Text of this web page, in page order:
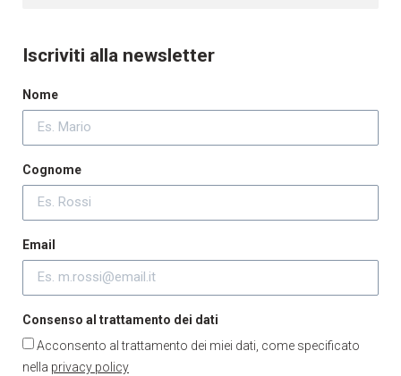
Iscriviti alla newsletter
Nome
Cognome
Email
Consenso al trattamento dei dati
Acconsento al trattamento dei miei dati, come specificato
nella privacy policy